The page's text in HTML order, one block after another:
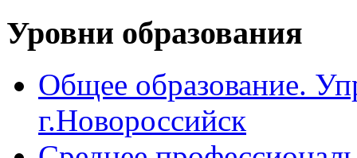
Уровни образования
Общее образование.
г.Новороссийск